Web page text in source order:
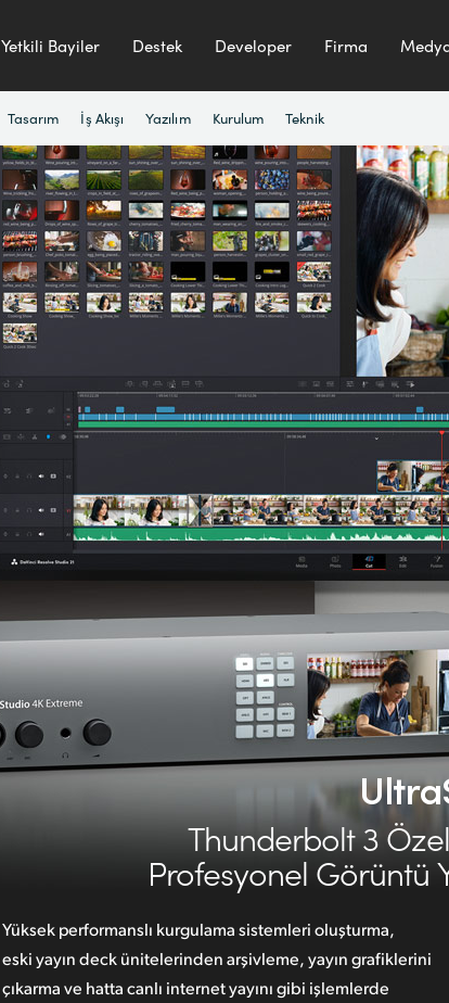
Yetkili Bayiler Destek Developer Firma
Tasarım İş Akışı Yazılım Kurulum Teknik
Thunderbolt 3
Profesyonel Görüntü
Yüksek performanslı kurgulama sistemleri oluşturma,
eski yayındeck ünitelerinden arşivleme, yayın grafiklerini
çıkarma ve hatta canlı internet yayını gibi işlemlerde